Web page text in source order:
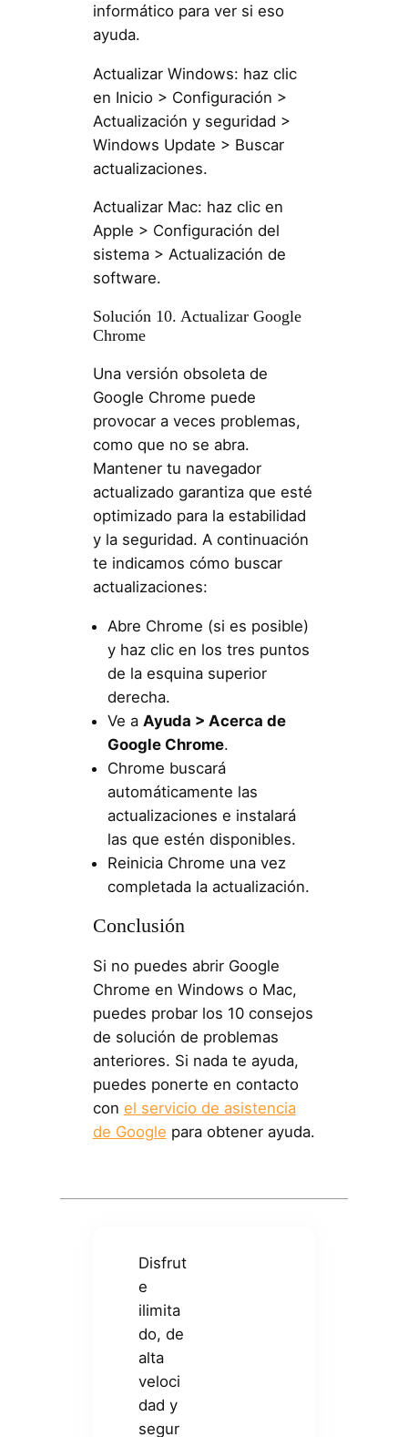
informático para ver si eso
ayuda.
Actualizar Windows: haz clic
en Inicio > Configuración >
Actualización y seguridad >
Windows Update > Buscar
actualizaciones.
Actualizar Mac: haz clic en
Apple > Configuración del
sistema > Actualización de
software.
Solución 10. Actualizar Google
Chrome
Una versión obsoleta de
Google Chrome puede
provocar a veces problemas,
como que no se abra.
Mantener tu navegador
actualizado garantiza que esté
optimizado para la estabilidad
y la seguridad. A continuación
te indicamos cómo buscar
actualizaciones:
Abre Chrome (si es posible)
y haz clic en los tres puntos
de la esquina superior
derecha.
Ve a Ayuda > Acerca de
Google Chrome.
Chrome buscará
automáticamente las
actualizaciones e instalará
las que estén disponibles.
Reinicia Chrome una vez
completada la actualización.
Conclusión
Si no puedes abrir Google
Chrome en Windows o Mac,
puedes probar los 10 consejos
de solución de problemas
anteriores. Si nada te ayuda,
puedes ponerte en contacto
con el servicio de asistencia
de Google para obtener ayuda.
Disfrut
e
ilimita
do, de
alta
veloci
dad y
segur